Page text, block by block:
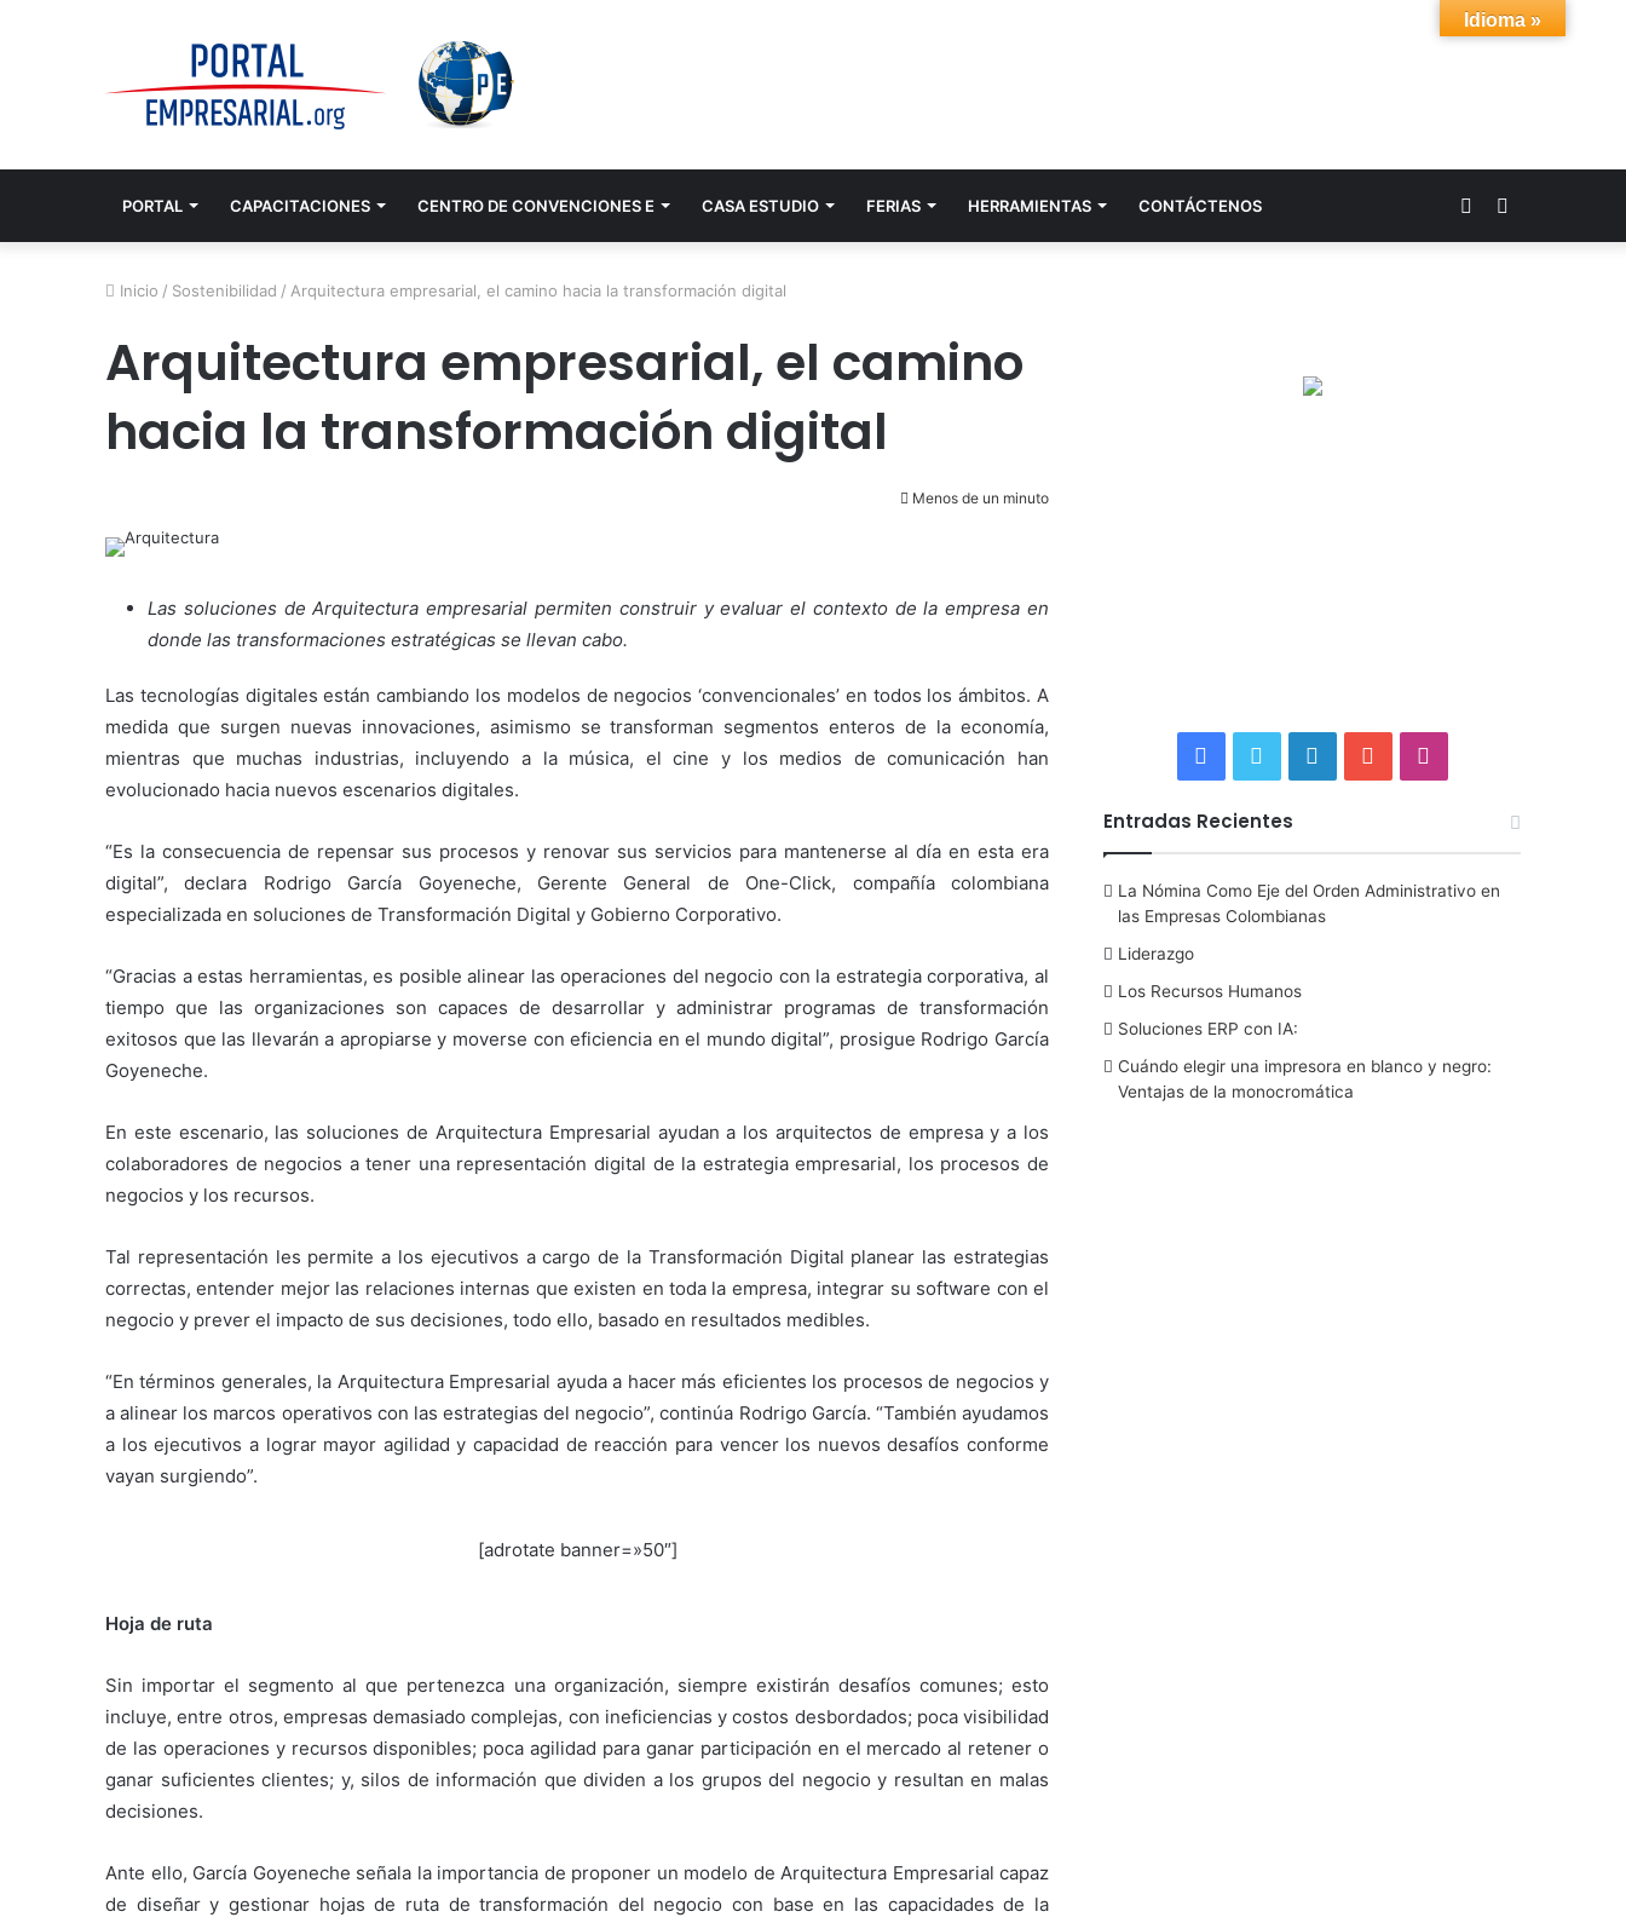
PORTAL CAPACITACIONES CENTRO DE CONVENCIONES E CASA ESTUDIO FERIAS HERRAMIENTAS CONTÁCTENOS Acceso
Inicio / Sostenibilidad / Arquitectura empresarial, el camino hacia la transformación digital
Arquitectura empresarial, el camino
hacia la transformación digital
Menos de un minuto
Las soluciones de Arquitectura empresarial permiten construir y evaluar el contexto de la empresa en
donde las transformaciones estratégicas se llevan cabo.
Las tecnologías digitales están cambiando los modelos de negocios ‘convencionales’ en todos los ámbitos. A
medida que surgen nuevas innovaciones, asimismo se transforman segmentos enteros de la economía,
mientras que muchas industrias, incluyendo a la música, el cine y los medios de comunicación han
evolucionado hacia nuevos escenarios digitales.
“Es la consecuencia de repensar sus procesos y renovar sus servicios para mantenerse al día en esta era
digital”, declara Rodrigo García Goyeneche, Gerente General de One-Click, compañía colombiana
especializada en soluciones de Transformación Digital y Gobierno Corporativo.
“Gracias a estas herramientas, es posible alinear las operaciones del negocio con la estrategia corporativa, al
tiempo que las organizaciones son capaces de desarrollar y administrar programas de transformación
exitosos que las llevarán a apropiarse y moverse con eficiencia en el mundo digital”, prosigue Rodrigo García
Goyeneche.
En este escenario, las soluciones de Arquitectura Empresarial ayudan a los arquitectos de empresa y a los
colaboradores de negocios a tener una representación digital de la estrategia empresarial, los procesos de
negocios y los recursos.
Tal representación les permite a los ejecutivos a cargo de la Transformación Digital planear las estrategias
correctas, entender mejor las relaciones internas que existen en toda la empresa, integrar su software con el
negocio y prever el impacto de sus decisiones, todo ello, basado en resultados medibles.
“En términos generales, la Arquitectura Empresarial ayuda a hacer más eficientes los procesos de negocios y
a alinear los marcos operativos con las estrategias del negocio”, continúa Rodrigo García. “También ayudamos
a los ejecutivos a lograr mayor agilidad y capacidad de reacción para vencer los nuevos desafíos conforme
vayan surgiendo”.
[adrotate banner=»50″]
Hoja de ruta
Sin importar el segmento al que pertenezca una organización, siempre existirán desafíos comunes; esto
incluye, entre otros, empresas demasiado complejas, con ineficiencias y costos desbordados; poca visibilidad
de las operaciones y recursos disponibles; poca agilidad para ganar participación en el mercado al retener o
ganar suficientes clientes; y, silos de información que dividen a los grupos del negocio y resultan en malas
decisiones.
Ante ello, García Goyeneche señala la importancia de proponer un modelo de Arquitectura Empresarial capaz
de diseñar y gestionar hojas de ruta de transformación del negocio con base en las capacidades de la
c
e
o
k
i
t
e
n
k
n
u
T
s
t
Entradas Recientes
La Nómina Como Eje del Orden Administrativo en
las Empresas Colombianas
Liderazgo
Los Recursos Humanos
Soluciones ERP con IA:
Cuándo elegir una impresora en blanco y negro:
Ventajas de la monocromática
Idioma »